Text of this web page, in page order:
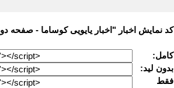
کد نمایش اخبار "اخبار یایویی کوساما - صفحه
کامل:
بدون لید:
فقط